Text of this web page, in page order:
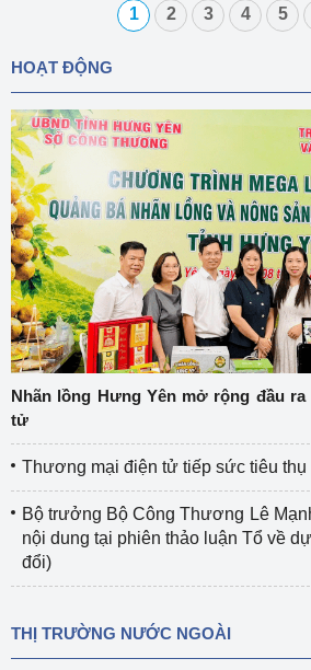
1 2 3 4 5
HOẠT ĐỘNG
Nhãn lồng Hưng Yên mở rộng đầu
tử
Thương mại điện tử tiếp sức tiêu
Bộ trưởng Bộ Công Thương Lê
nội dung tại phiên thảo luận Tổ về
đổi)
THỊ TRƯỜNG NƯỚC NGOÀI